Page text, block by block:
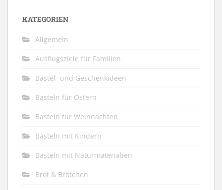
KATEGORIEN
Allgemein
Ausflugsziele für Familien
Bastel- und Geschenkideen
Basteln für Ostern
Basteln für Weihnachten
Basteln mit Kindern
Basteln mit Naturmaterialien
Brot & Brötchen